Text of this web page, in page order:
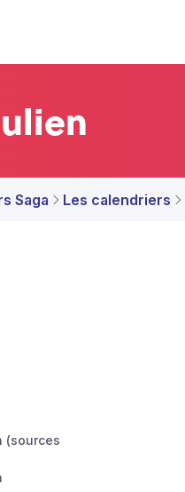
Saga Les calendriers
(sources